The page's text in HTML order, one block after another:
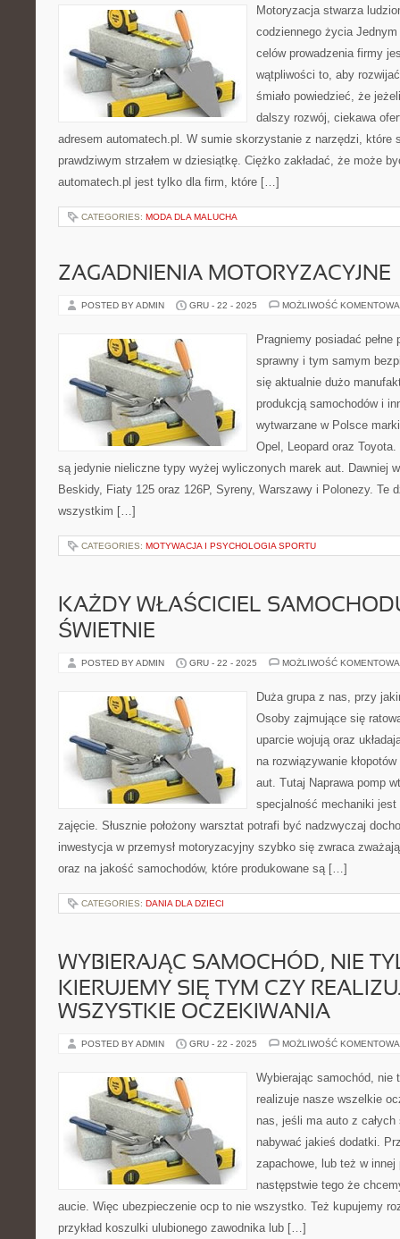
Motoryzacja stwarza
codziennego życia
celów prowadzenia firmy
wątpliwości to, aby
śmiało powiedzieć, że
dalszy rozwój, ciekawa
adresem automatech.pl. W sumie skorzystanie z narzędzi, które
prawdziwym strzałem w dziesiątkę. Ciężko zakładać, że może
automatech.pl jest tylko dla firm, które […]
CATEGORIES: MODA DLA MALUCHA
ZAGADNIENIA MOTORYZACYJNE
POSTED BY ADMIN GRU - 22 - 2025 MOŻLIWOŚĆ
Pragniemy posiadać
sprawny i tym samym
się aktualnie dużo
produkcją samochodów i
wytwarzane w Polsce
Opel, Leopard oraz
są jedynie nieliczne typy wyżej wyliczonych marek aut. Dawniej
Beskidy, Fiaty 125 oraz 126P, Syreny, Warszawy i Polonezy. Te
wszystkim […]
CATEGORIES: MOTYWACJA I PSYCHOLOGIA SPORTU
KAŻDY WŁAŚCICIEL
ŚWIETNIE
POSTED BY ADMIN GRU - 22 - 2025 MOŻLIWOŚĆ
Duża grupa z nas, przy
Osoby zajmujące się
uparcie wojują oraz
na rozwiązywanie
aut. Tutaj Naprawa pomp
specjalność mechaniki jest
zajęcie. Słusznie położony warsztat potrafi być nadzwyczaj
inwestycja w przemysł motoryzacyjny szybko się zwraca
oraz na jakość samochodów, które produkowane są […]
CATEGORIES: DANIA DLA DZIECI
WYBIERAJĄC SAMOCHÓD, NIE
KIERUJEMY SIĘ TYM CZY
WSZYSTKIE OCZEKIWANIA
POSTED BY ADMIN GRU - 22 - 2025 MOŻLIWOŚĆ
Wybierając samochód,
realizuje nasze wszelkie
nas, jeśli ma auto z
nabywać jakieś dodatki.
zapachowe, lub też w
następstwie tego że
aucie. Więc ubezpieczenie ocp to nie wszystko. Też kupujemy
przykład koszulki ulubionego zawodnika lub […]